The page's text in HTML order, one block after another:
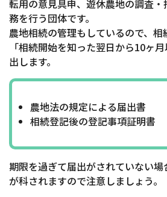
転用の意見具申、遊休農地の調査
務を行う団体です。
農地相続の管理もしているので、
「相続開始を知った翌日から10ヶ
出します。
農地法の規定による届出書
相続登記後の登記事項証明書
期限を過ぎて届出がされていない
が科されますので注意しましょう。